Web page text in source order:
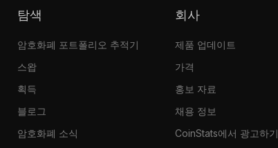
탐색
암호화폐 포트폴리오 추적기
스왑
획득
블로그
암호화폐 소식
회사
제품 업데이트
가격
홍보 자료
채용 정보
CoinStats에서 광고하기